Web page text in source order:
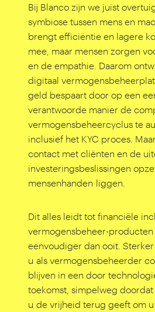
Bij Blanco zijn we juist
symbiose tussen mens en
brengt efficiëntie en lagere
mee, maar mensen zorgen
en de empathie. Daarom
digitaal
geld bespaart door op een
verantwoorde manier de
vermogensbeheercyclus te
inclusief het KYC proces.
contact met cliënten en de
investeringsbeslissingen
mensenhanden liggen.
Dit alles leidt tot financiële
vermogensbeheer-
eenvoudiger dan ooit.
u als vermogensbeheerder
blijven in een door
toekomst, simpelweg
u de vrijheid terug geeft om